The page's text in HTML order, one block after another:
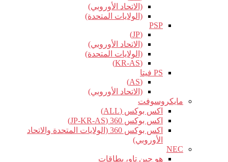
(الاتحاد الأوروبي)
(الولايات المتحدة)
PSP
(JP)
(الاتحاد الأوروبي)
(الولايات المتحدة)
(KR-AS)
PS فيتا
(AS)
(الاتحاد الأوروبي)
مايكروسوفت
اكس بوكس (ALL)
اكس بوكس 360 (JP-KR-AS)
اكس بوكس 360 (الولايات المتحدة والاتحاد
الأوروبي)
NEC
هو جين تاو، بطاقات